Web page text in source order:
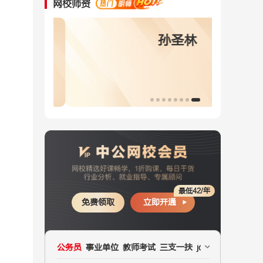
网校师资
孙圣林
免费领取 立即开通
最低42/年
公务员 事业单位 教师考试 三支一扶 jd文职